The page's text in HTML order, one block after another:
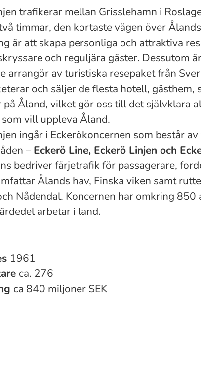
trafikerar mellan Grisslehamn i
timmar, den kortaste vägen över
är att skapa personliga och attraktiva
och reguljära gäster. Dessutom
arrangör av turistiska resepaket från
och säljer de flesta hotell, gästhem,
på Åland, vilket gör oss till det självklara
vill uppleva Åland.
ingår i Eckerökoncernen som består
– Eckerö Line, Eckerö Linjen och
bedriver färjetrafik för passagerare,
Ålands hav, Finska viken samt
Nådendal. Koncernen har omkring 850
arbetar i land.
1961
ca. 276
ca 840 miljoner SEK